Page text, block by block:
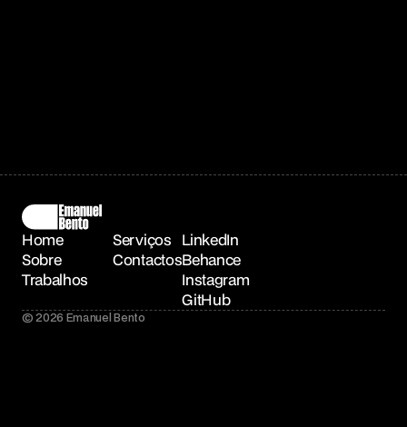
Home
Sobre
Trabalhos
Serviços
Contactos
LinkedIn
Behance
Instagram
GitHub
© 2026 Emanuel Bento